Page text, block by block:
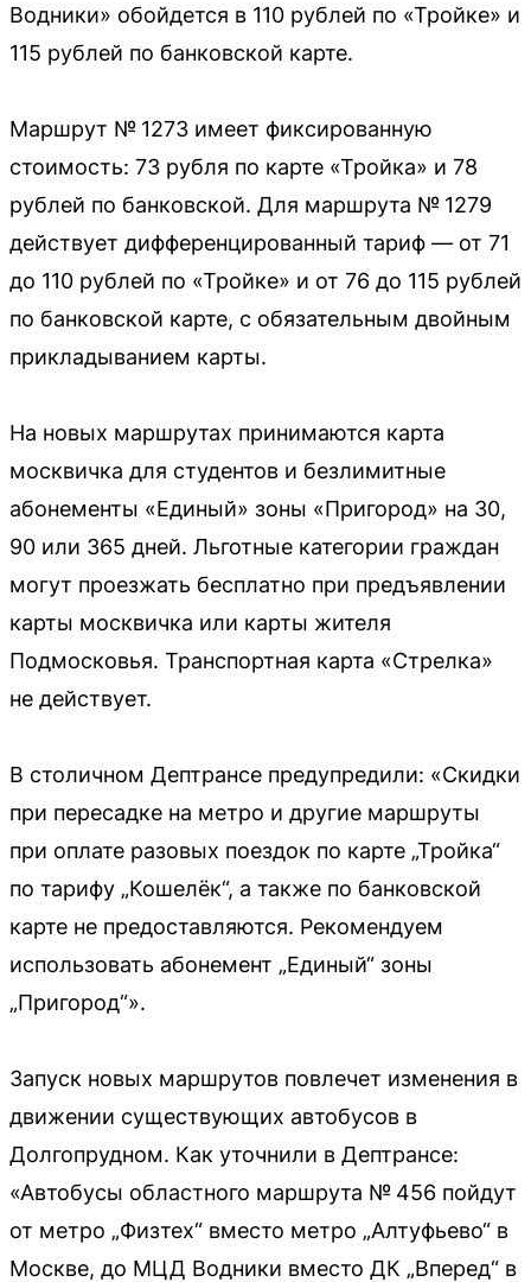
Водники» обойдется в 110 рублей по «Тройке» и
115 рублей по банковской карте.
Маршрут № 1273 имеет фиксированную
стоимость: 73 рубля по карте «Тройка» и 78
рублей по банковской. Для маршрута № 1279
действует дифференцированный тариф — от 71
до 110 рублей по «Тройке» и от 76 до 115 рублей
по банковской карте, с обязательным двойным
прикладыванием карты.
На новых маршрутах принимаются карта
москвичка для студентов и безлимитные
абонементы «Единый» зоны «Пригород» на 30,
90 или 365 дней. Льготные категории граждан
могут проезжать бесплатно при предъявлении
карты москвичка или карты жителя
Подмосковья. Транспортная карта «Стрелка»
не действует.
В столичном Дептрансе предупредили: «Скидки
при пересадке на метро и другие маршруты
при оплате разовых поездок по карте „Тройка“
по тарифу „Кошелёк“, а также по банковской
карте не предоставляются. Рекомендуем
использовать абонемент „Единый“ зоны
„Пригород“».
Запуск новых маршрутов повлечет изменения в
движении существующих автобусов в
Долгопрудном. Как уточнили в Дептрансе:
«Автобусы областного маршрута № 456 пойдут
от метро „Физтех“ вместо метро „Алтуфьево“ в
Москве, до МЦД Водники вместо ДК „Вперед“ в